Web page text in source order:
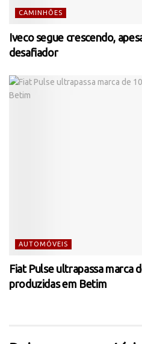
CAMINHÕES
Iveco segue crescendo,
desafiador
AUTOMÓVEIS
Fiat Pulse ultrapassa marca
produzidas em Betim